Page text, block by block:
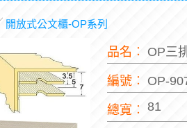
開放式公文櫃-OP系列
品名︰ OP三
編號︰ OP-
總寬︰ 81